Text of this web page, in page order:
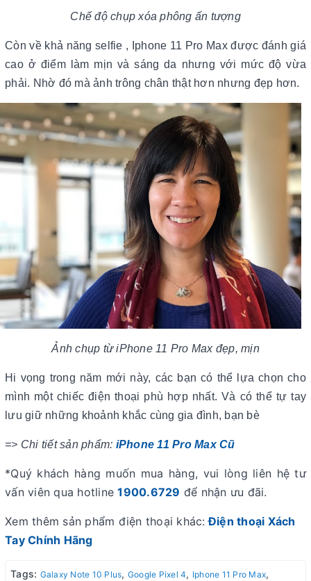
Chế độ chụp xóa phông ấn tượng
Còn về khả năng selfie , Iphone 11 Pro Max được đánh giá
cao ở điểm làm mịn và sáng da nhưng với mức độ vừa
phải. Nhờ đó mà ảnh trông chân thật hơn nhưng đẹp hơn.
Ảnh chụp từ iPhone 11 Pro Max đẹp, mịn
Hi vọng trong năm mới này, các bạn có thể lựa chọn cho
mình một chiếc điện thoại phù hợp nhất. Và có thể tự tay
lưu giữ những khoảnh khắc cùng gia đình, bạn bè
=> Chi tiết sản phẩm: iPhone 11 Pro Max Cũ
*Quý khách hàng muốn mua hàng, vui lòng liên hệ tư
vấn viên qua hotline1900.6729 để nhận ưu đãi.
Xem thêm sản phẩm điện thoại khác: Điện thoại Xách
Tay Chính Hãng
Tags: Galaxy Note 10 Plus, Google Pixel 4, Iphone 11 Pro Max,